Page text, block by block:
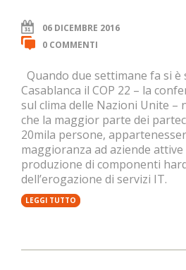
06 DICEMBRE 2016
0 COMMENTI
Quando due settimane fa si è
Casablanca il COP 22 – la
sul clima delle Nazioni Unite –
che la maggior parte dei
20mila persone,
maggioranza ad aziende
produzione di componenti
dell’erogazione di servizi IT.
LEGGI TUTTO